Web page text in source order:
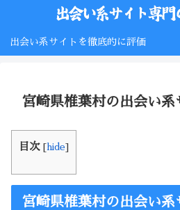
出会い系サイトを徹底的に評価
宮崎県椎葉村の出会い系
目次 [ hide]
宮崎県椎葉村の出会い系